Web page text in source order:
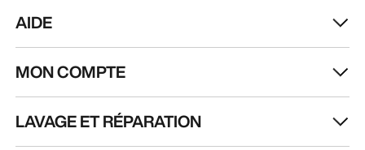
AIDE
MON COMPTE
LAVAGE ET RÉPARATION